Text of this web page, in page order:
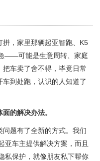
，家里那辆起亚智跑、K5
——可能是生意周转、家庭
车卖了舍不得，毕竟日常
到处跑，认识的人知道了
的解决办法。
题有了全新的方式。我们
亚车主提供解决方案，而且
私保护，就像朋友私下帮你